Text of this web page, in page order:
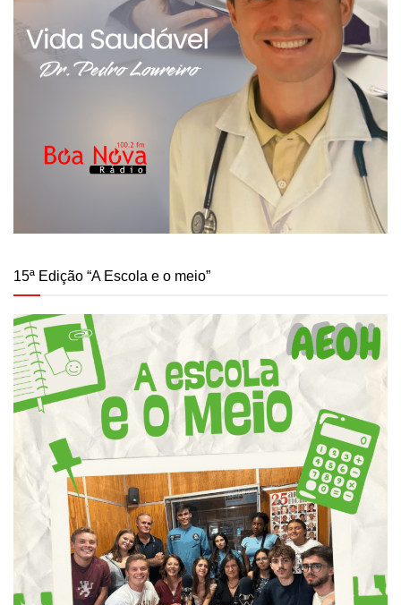
15ª Edição “A Escola e o meio”